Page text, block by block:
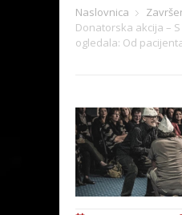
Naslovnica
Donatorska akcija –
ogledala: Od